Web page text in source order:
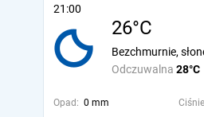
21:00
26°C
Odczuwalna 28°C
Bezchmurnie,
Opad: 0 mm